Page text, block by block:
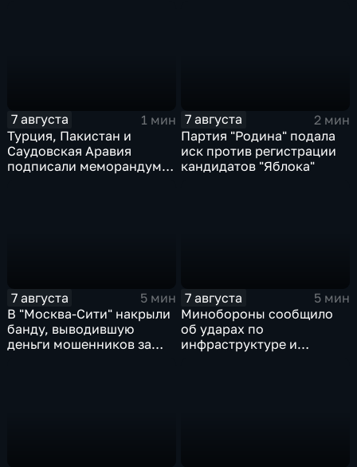
7 августа
1 мин
Турция, Пакистан и
Саудовская Аравия
подписали меморандум о
7 августа
2 мин
Партия "Родина" подала
иск против регистрации
кандидатов "Яблока"
7 августа
5 мин
В "Москва‑Сити" накрыли
банду, выводившую
деньги мошенников за
7 августа
5 мин
Минобороны сообщило
об ударах по
инфраструктуре и